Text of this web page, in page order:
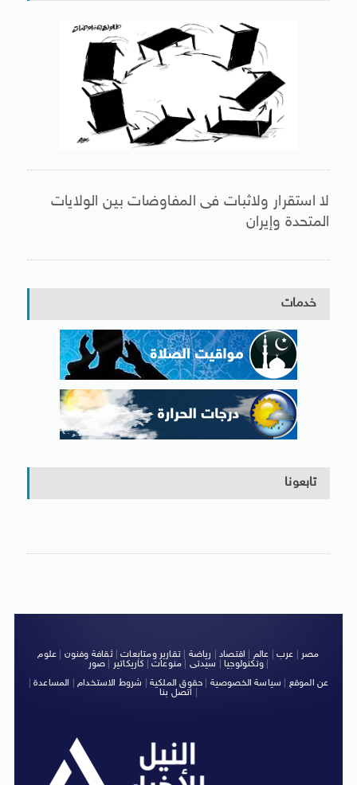
لا استقرار ولاثبات فى المفاوضات بين الولايات
المتحدة وإيران
خدمات
تابعونا
مصر عرب عالم اقتصاد رياضة |تقارير ومتابعات|ثقافة وفنون
علوم
وتكنولوجيا| سيدتى منوعات كاريكاتير صور
|
عن الموقع
سياسة الخصوصية حقوق الملكية شروط الاستخدام| المساعدة|
اتصل بنا